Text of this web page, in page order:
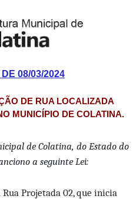
DE 08/03/2024
DE RUA LOCALIZADA
MUNICÍPIO DE COLATINA.
de Colatina, do Estado do
a seguinte Lei:
Projetada 02, que inicia